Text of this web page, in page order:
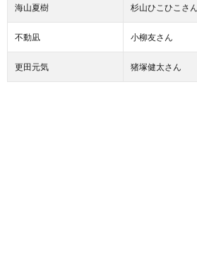
海山夏樹 杉山ひこひこさん
不動凪 小柳友さん
更田元気 猪塚健太さん